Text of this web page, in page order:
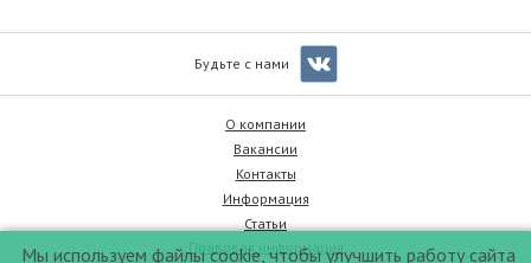
Будьте с нами
О компании
Вакансии
Контакты
Информация
Статьи
Правовая информация
Мы используем файлы cookie, чтобы улучшить работу сайта